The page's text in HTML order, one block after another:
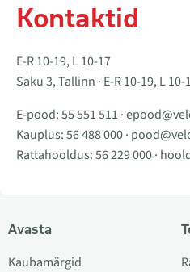
Kontaktid
E-R 10-19, L 10-17
Saku 3, Tallinn · E-R 10-19, L 10-
E-pood:55 551 511 ·
Kauplus:56 488 000·
Rattahooldus:56 229 000·
Avasta
Kaubamärgid